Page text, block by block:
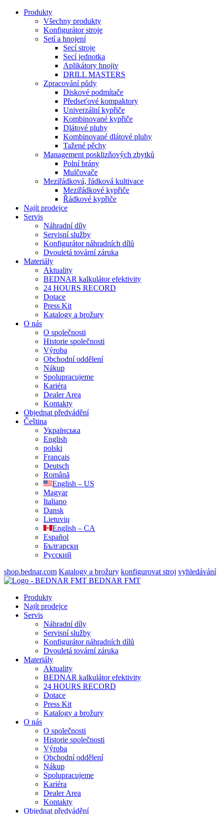
Produkty
Všechny produkty
Konfigurátor stroje
Setí a hnojení
Secí stroje
Secí jednotka
Aplikátory hnojiv
DRILL MASTERS
Zpracování půdy
Diskové podmítače
Předseťové kompaktory
Univerzální kypřiče
Kombinované kypřiče
Dlátové pluhy
Kombinované dlátové pluhy
Tažené pěchy
Management posklizňových zbytků
Polní brány
Mulčovače
Meziřádková, řádková kultivace
Meziřádkové kypřiče
Řádkové kypřiče
Najít prodejce
Servis
Náhradní díly
Servisní služby
Konfigurátor náhradních dílů
Dvouletá tovární záruka
Materiály
Aktuality
BEDNAR kalkulátor efektivity
24 HOURS RECORD
Dotace
Press Kit
Katalogy a brožury
O nás
O společnosti
Historie společnosti
Výroba
Obchodní oddělení
Nákup
Spolupracujeme
Kariéra
Dealer Area
Kontakty
Objednat předvádění
Čeština
Українська
English
polski
Français
Deutsch
Română
English – US
Magyar
Italiano
Dansk
Lietuvių
English – CA
Español
Български
Русский
shop.bednar.com Katalogy a brožury konfigurovat stroj vyhledávání
BEDNAR FMT
Produkty
Najít prodejce
Servis
Náhradní díly
Servisní služby
Konfigurátor náhradních dílů
Dvouletá tovární záruka
Materiály
Aktuality
BEDNAR kalkulátor efektivity
24 HOURS RECORD
Dotace
Press Kit
Katalogy a brožury
O nás
O společnosti
Historie společnosti
Výroba
Obchodní oddělení
Nákup
Spolupracujeme
Kariéra
Dealer Area
Kontakty
Objednat předvádění